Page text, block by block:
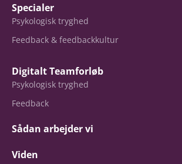
Specialer
Psykologisk tryghed
Feedback & feedbackkultur
Digitalt Teamforløb
Psykologisk tryghed
Feedback
Sådan arbejder vi
Viden